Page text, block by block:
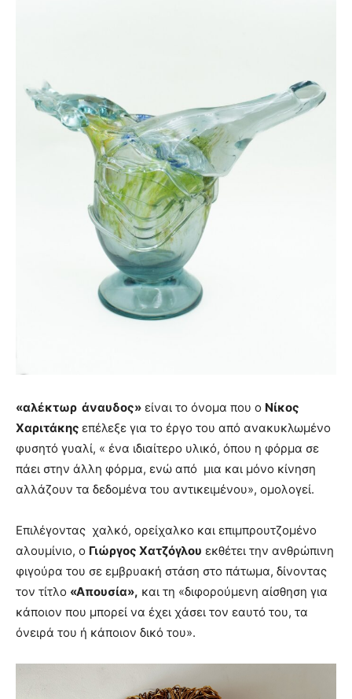
«αλέκτωρ άναυδος» είναι το όνομα που ο Νίκος
Χαριτάκης επέλεξε για το έργο του από ανακυκλωμένο
φυσητό γυαλί, « ένα ιδιαίτερο υλικό, όπου η φόρμα σε
πάει στην άλλη φόρμα, ενώ από μια και μόνο κίνηση
αλλάζουν τα δεδομένα του αντικειμένου», ομολογεί.
Επιλέγοντας χαλκό, ορείχαλκο και επιμπρουτζομένο
αλουμίνιο, ο Γιώργος Χατζόγλου εκθέτει την ανθρώπινη
φιγούρα του σε εμβρυακή στάση στο πάτωμα, δίνοντας
τον τίτλο «Απουσία», και τη «διφορούμενη αίσθηση για
κάποιον που μπορεί να έχει χάσει τον εαυτό του, τα
όνειρά του ή κάποιον δικό του».